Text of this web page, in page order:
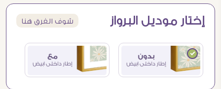
إختار موديل البرواز شوف الفرق هنا